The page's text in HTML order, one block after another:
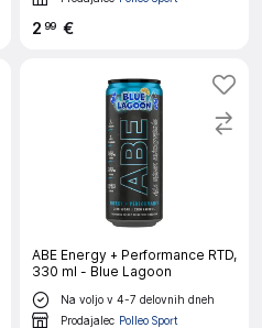
2 99 €
ABE Energy + Performance RTD,
330 ml - Blue Lagoon
Na voljo v 4-7 delovnih dneh
Prodajalec Polleo Sport